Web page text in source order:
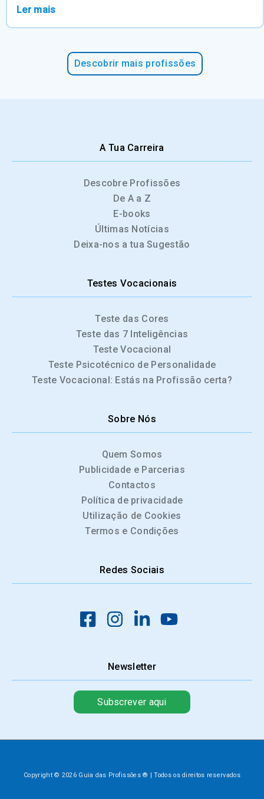
Ler mais
Descobrir mais profissões
A Tua Carreira
Descobre Profissões
De A a Z
E-books
Últimas Notícias
Deixa-nos a tua Sugestão
Testes Vocacionais
Teste das Cores
Teste das 7 Inteligências
Teste Vocacional
Teste Psicotécnico de Personalidade
Teste Vocacional: Estás na Profissão certa?
Sobre Nós
Quem Somos
Publicidade e Parcerias
Contactos
Política de privacidade
Utilização de Cookies
Termos e Condições
Redes Sociais
Newsletter
Subscrever aqui
Copyright © 2026 Guia das Profissões ® | Todos os direitos reservados